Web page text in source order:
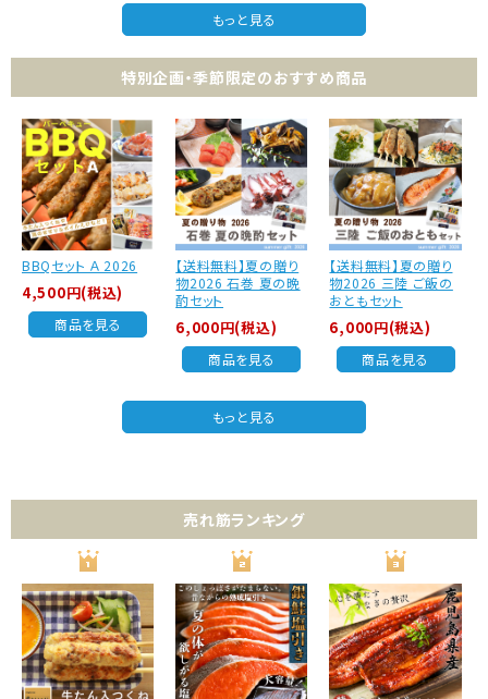
もっと見る
特別企画・季節限定のおすすめ商品
BBQセット Ａ 2026
4,500円(税込)
商品を見る
【送料無料】夏の贈り
物2026 石巻 夏の晩
酌セット
6,000円(税込)
商品を見る
【送料無料】夏の贈り
物2026 三陸 ご飯の
おともセット
6,000円(税込)
商品を見る
もっと見る
売れ筋ランキング